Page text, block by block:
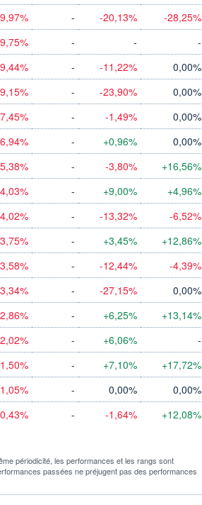
- -20,13%
-28,25%
- -
-
- -11,22%
0,00%
- -23,90%
0,00%
- -1,49%
0,00%
- +0,96%
0,00%
- -3,80%
+16,56%
- +9,00%
+4,96%
- -13,32%
-6,52%
- +3,45%
+12,86%
- -12,44%
-4,39%
- -27,15%
0,00%
- +6,25%
+13,14%
- +6,06%
-
- +7,10%
+17,72%
- 0,00%
0,00%
- -1,64% +12,08%
périodicité, les performances et les rangs sont
passées ne préjugent pas des performances